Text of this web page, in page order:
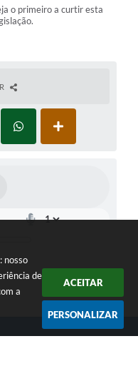
nosso
de
a
ACEITAR
PERSONALIZAR
o primeiro a curtir esta